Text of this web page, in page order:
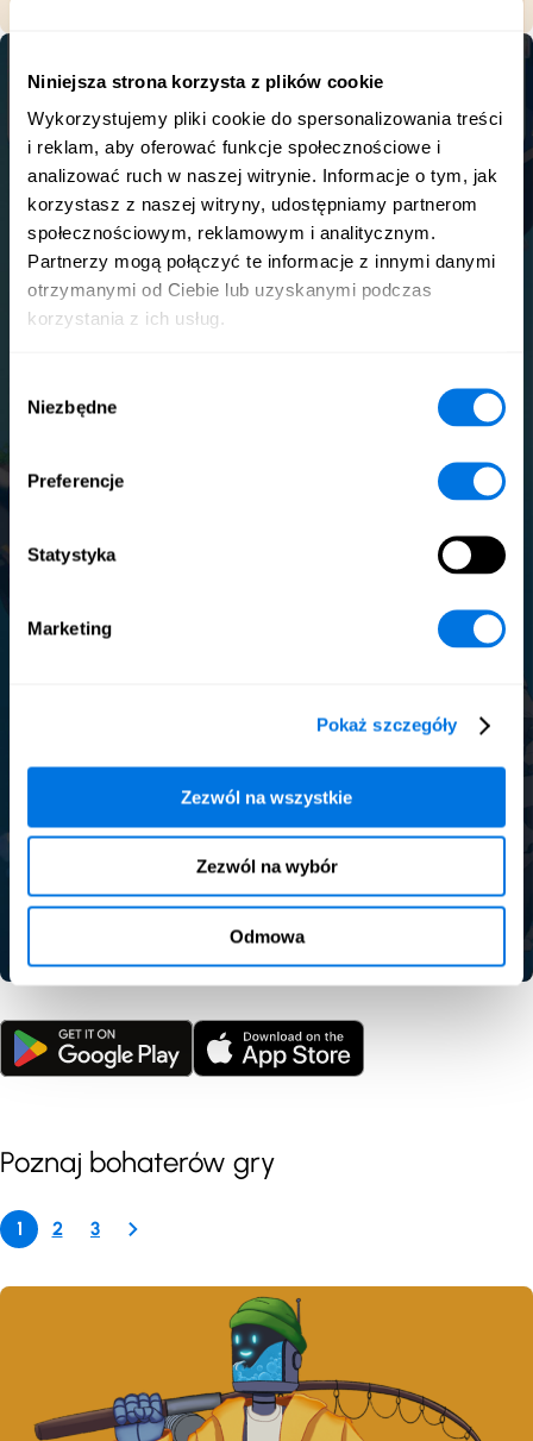
Niniejsza strona korzysta z plików cookie
Wykorzystujemy pliki cookie do spersonalizowania treści
i reklam, aby oferować funkcje społecznościowe i
analizować ruch w naszej witrynie. Informacje o tym, jak
korzystasz z naszej witryny, udostępniamy partnerom
społecznościowym, reklamowym i analitycznym.
Partnerzy mogą połączyć te informacje z innymi danymi
otrzymanymi od Ciebie lub uzyskanymi podczas
korzystania z ich usług.
zgody
Niezbędne
Preferencje
Statystyka
Marketing
Pokaż szczegóły
Zezwól na wszystkie
Zezwól na wybór
Odmowa
Poznaj bohaterów gry
1 2 3